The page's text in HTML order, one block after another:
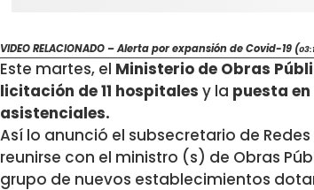
VIDEO RELACIONADO – Alerta por expansión de Covid-19 (
Este martes, el Ministerio de Obras
licitación de 11 hospitales y la puesta
asistenciales.
Así lo anunció el subsecretario de
reunirse con el ministro (s) de Obras
grupo de nuevos establecimientos